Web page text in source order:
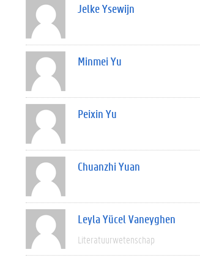
Jelke Ysewijn
Minmei Yu
Peixin Yu
Chuanzhi Yuan
Leyla Yücel Vaneyghen
Literatuurwetenschap